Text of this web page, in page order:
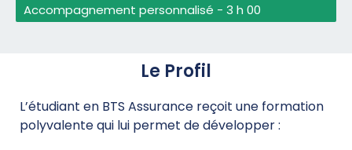
Accompagnement personnalisé - 3 h 00
Le Profil
L’étudiant en BTS Assurance reçoit une formation
polyvalente qui lui permet de développer :